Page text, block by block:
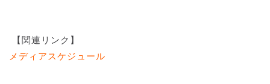
【関連リンク】
メディアスケジュール